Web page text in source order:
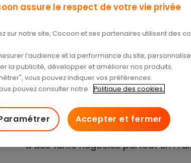
Créé pour aider chaque personne
pour faciliter l’accès aux soins,
santé qui garantit à ses
à des tarifs négociés partout en
assure le respect de votre vie privée
sur notre site, Cocoon et ses partenaires utilisent des
l’audience et la performance du site,
la publicité, développer et améliorer nos produits.
vous pouvez indiquer vos préférences.
pouvez consulter notre : Politique des cookies.
Accepter et fermer